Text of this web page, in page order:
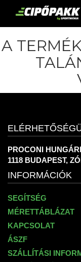
A
PROCONI
1118 BUDAPEST,
INFORMÁCIÓK
SEGÍTSÉG
MÉRETTÁBLÁZAT
KAPCSOLAT
ÁSZF
SZÁLLÍTÁSI